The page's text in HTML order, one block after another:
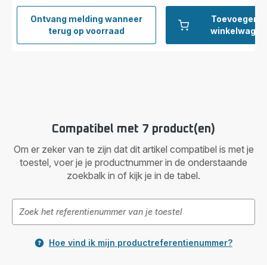
Ontvang melding wanneer
terug op voorraad
Verdeler
SS-
Toevoegen
Compatibel met 7 product(en)
Om er zeker van te zijn dat dit artikel compatibel is met je
toestel, voer je je productnummer in de onderstaande
zoekbalk in of kijk je in de tabel.
Hoe vind ik mijn productreferentienummer?